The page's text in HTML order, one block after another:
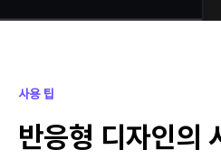
사용 팁
반응형 디자인의